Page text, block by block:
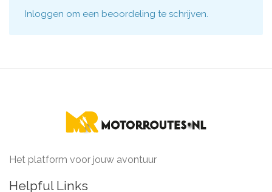
Inloggen om een beoordeling te schrijven.
Het platform voor jouw avontuur
Helpful Links